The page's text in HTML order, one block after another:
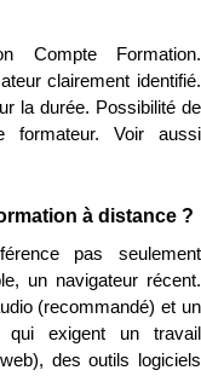
Compte Formation.
clairement identifié.
la durée. Possibilité de
à distance ?
pas seulement
un navigateur récent.
(recommandé) et un
qui exigent un travail
des outils logiciels